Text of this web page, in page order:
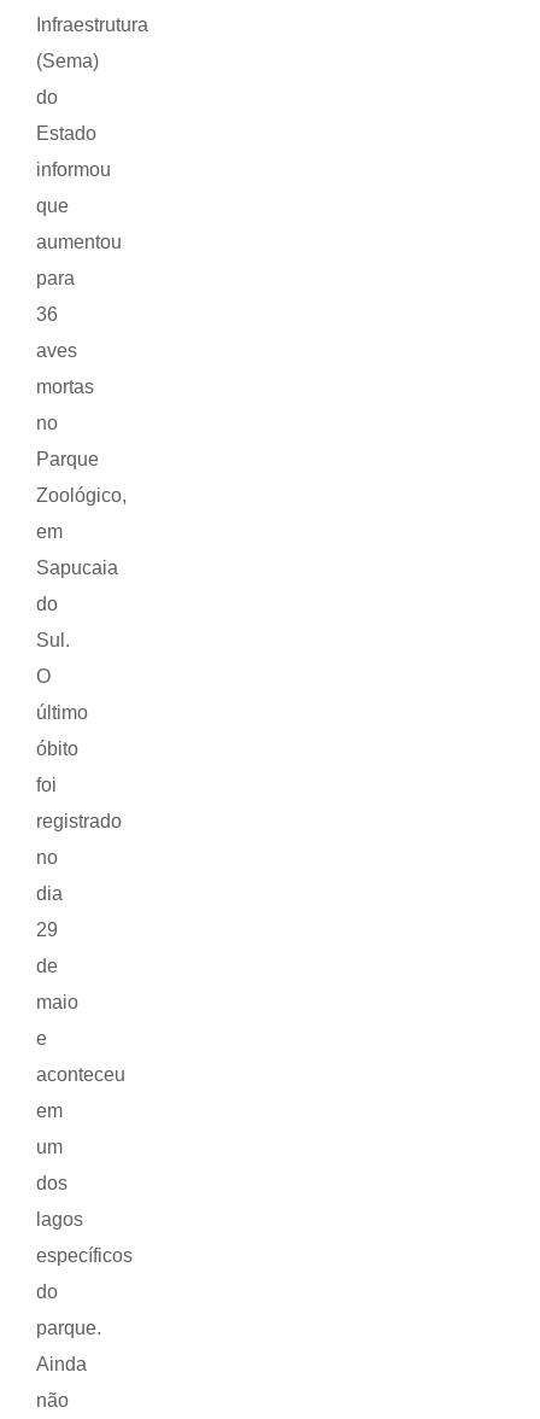
Infraestrutura
(Sema)
do
Estado
informou
que
aumentou
para
36
aves
mortas
no
Parque
Zoológico,
em
Sapucaia
do
Sul.
O
último
óbito
foi
registrado
no
dia
29
de
maio
e
aconteceu
em
um
dos
lagos
específicos
do
parque.
Ainda
não